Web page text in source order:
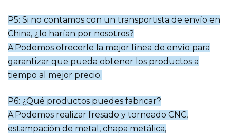
P5: Si no contamos con un transportista de envío en
China, ¿lo harían por nosotros?
A:Podemos ofrecerle la mejor línea de envío para
garantizar que pueda obtener los productos a
tiempo al mejor precio.
P6: ¿Qué productos puedes fabricar?
A:Podemos realizar fresado y torneado CNC,
estampación de metal, chapa metálica,